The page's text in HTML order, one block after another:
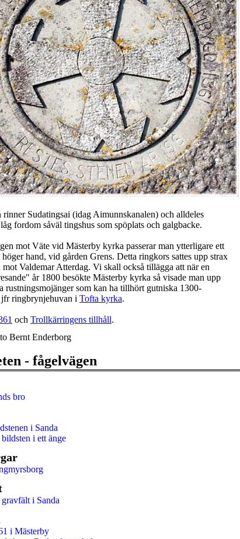
rinner Sudatingsai (idag Aimunnskanalen) och alldeles
fordom såväl tingshus som spöplats och galgbacke.
mot Väte vid Mästerby kyrka passerar man ytterligare ett
höger hand, vid gården Grens. Detta ringkors sattes upp strax
mot Valdemar Atterdag. Vi skall också tillägga att när en
år 1800 besökte Mästerby kyrka så visade man upp
rustningsmojänger som kan ha tillhört gutniska 1300-
ringbrynjehuvan i Tofta kyrka.
och Trollkärringens tillhåll.
Bernt Enderborg
- fågelvägen
bro
i Sanda
i ett änge
i Sanda
i Mästerby